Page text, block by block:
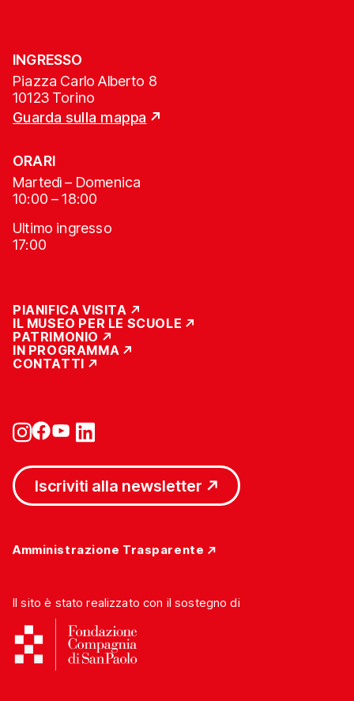
INGRESSO
Piazza Carlo Alberto 8
10123 Torino
Guarda sulla mappa
ORARI
Martedì – Domenica
10:00 – 18:00
Ultimo ingresso
17:00
PIANIFICA VISITA
IL MUSEO PER LE SCUOLE
PATRIMONIO
IN PROGRAMMA
CONTATTI
Iscriviti alla newsletter
Amministrazione Trasparente
Il sito è stato realizzato con il sostegno di